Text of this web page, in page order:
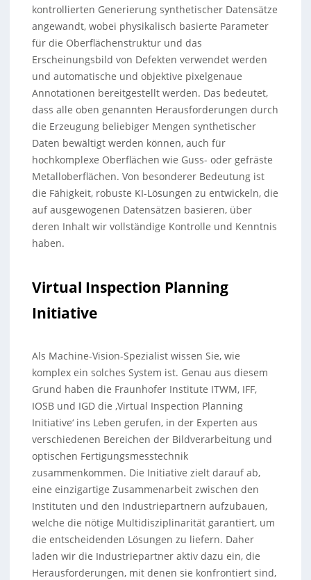
kontrollierten Generierung synthetischer Datensätze
angewandt, wobei physikalisch basierte Parameter
für die Oberflächenstruktur und das
Erscheinungsbild von Defekten verwendet werden
und automatische und objektive pixelgenaue
Annotationen bereitgestellt werden. Das bedeutet,
dass alle oben genannten Herausforderungen durch
die Erzeugung beliebiger Mengen synthetischer
Daten bewältigt werden können, auch für
hochkomplexe Oberflächen wie Guss- oder gefräste
Metalloberflächen. Von besonderer Bedeutung ist
die Fähigkeit, robuste KI-Lösungen zu entwickeln, die
auf ausgewogenen Datensätzen basieren, über
deren Inhalt wir vollständige Kontrolle und Kenntnis
haben.
Virtual Inspection Planning
Initiative
Als Machine-Vision-Spezialist wissen Sie, wie
komplex ein solches System ist. Genau aus diesem
Grund haben die Fraunhofer Institute ITWM, IFF,
IOSB und IGD die ‚Virtual Inspection Planning
Initiative‘ ins Leben gerufen, in der Experten aus
verschiedenen Bereichen der Bildverarbeitung und
optischen Fertigungsmesstechnik
zusammenkommen. Die Initiative zielt darauf ab,
eine einzigartige Zusammenarbeit zwischen den
Instituten und den Industriepartnern aufzubauen,
welche die nötige Multidisziplinarität garantiert, um
die entscheidenden Lösungen zu liefern. Daher
laden wir die Industriepartner aktiv dazu ein, die
Herausforderungen, mit denen sie konfrontiert sind,